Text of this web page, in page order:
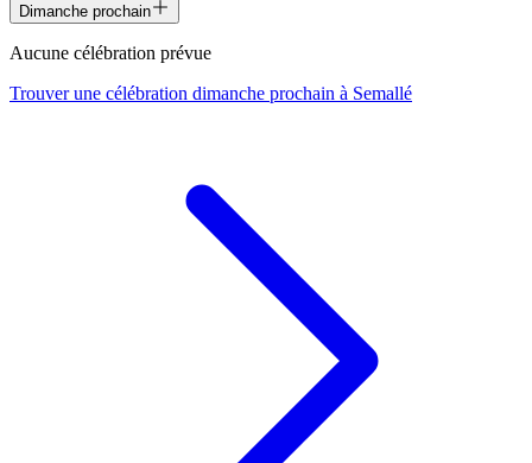
Dimanche prochain
Aucune célébration prévue
Trouver une célébration dimanche prochain à Semallé